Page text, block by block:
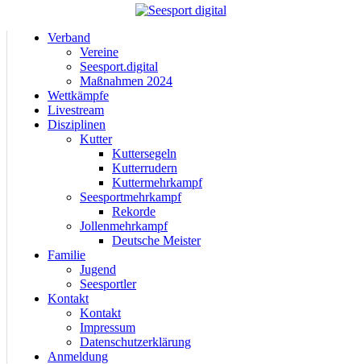
Verband
Vereine
Seesport.digital
Maßnahmen 2024
Wettkämpfe
Livestream
Disziplinen
Kutter
Kuttersegeln
Kutterrudern
Kuttermehrkampf
Seesportmehrkampf
Rekorde
Jollenmehrkampf
Deutsche Meister
Familie
Jugend
Seesportler
Kontakt
Kontakt
Impressum
Datenschutzerklärung
Anmeldung